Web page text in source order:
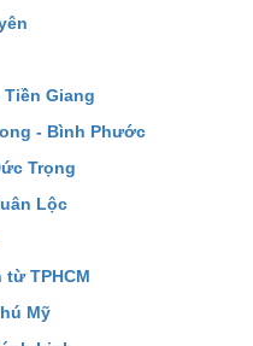
Giang
- Bình Phước
Trọng
Lộc
TPHCM
Mỹ